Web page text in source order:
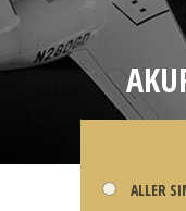
ALLER